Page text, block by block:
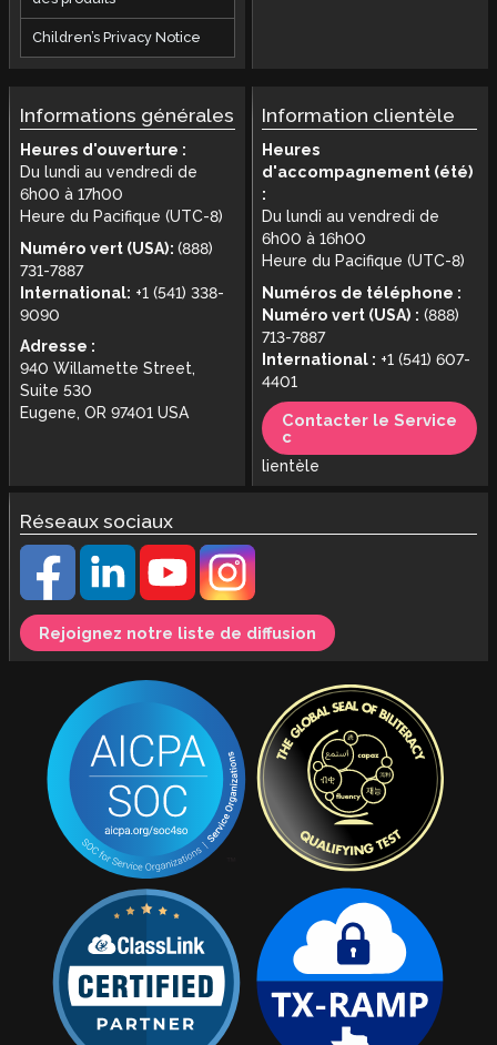
Children’s Privacy Notice
Informations générales
Heures d'ouverture :
Du lundi au vendredi de
6h00 à 17h00
Heure du Pacifique (UTC-8)
Numéro vert (USA): (888)
731-7887
International: +1 (541) 338-
9090
Adresse :
940 Willamette Street,
Suite 530
Eugene, OR 97401 USA
Information clientèle
Heures
d'accompagnement (été)
:
Du lundi au vendredi de
6h00 à 16h00
Heure du Pacifique (UTC-8)
Numéros de téléphone :
Numéro vert (USA) : (888)
713-7887
International : +1 (541) 607-
4401
Contacter le Service
c
lientèle
Réseaux sociaux
Rejoignez notre liste de diffusion